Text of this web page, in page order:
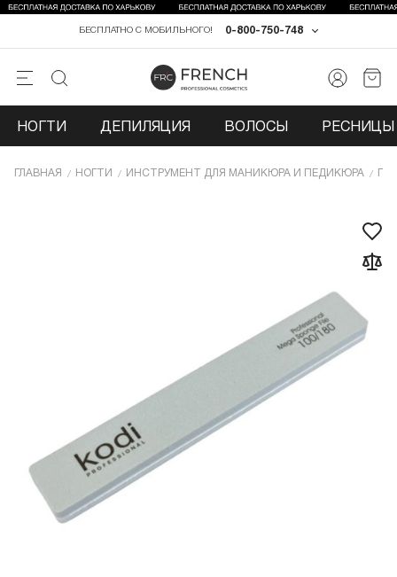
0-800-750-748
БЕСПЛАТНО С МОБИЛЬНОГО!
НОГТИ ДЕПИЛЯЦИЯ ВОЛОСЫ РЕСНИЦЫ
ГЛАВНАЯ НОГТИ ИНCТРУМЕНТ ДЛЯ МАНИКЮРА И ПЕДИКЮРА